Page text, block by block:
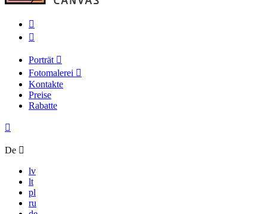
Porträt
Fotomalerei
Kontakte
Preise
Rabatte
De
lv
lt
pl
ru